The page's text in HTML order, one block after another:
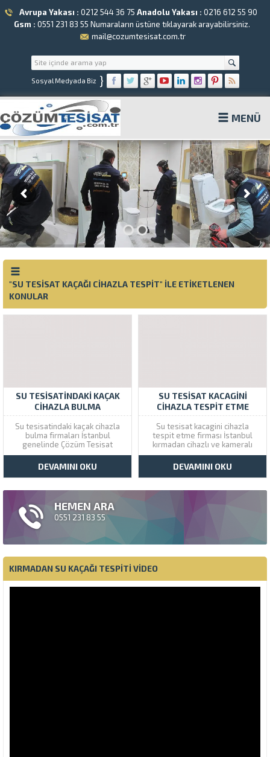
Avrupa Yakası : 0212 544 36 75 Anadolu Yakası : 0216 612 55 90
Gsm : 0551 231 83 55 Numaraların üstüne tıklayarak arayabilirsiniz.
mail@cozumtesisat.com.tr
Sosyal Medyada Biz }
MENÜ
"SU TESISAT KAÇAĞI CIHAZLA TESPIT" ILE ETIKETLENEN
KONULAR
SU TESISATINDAKI KAÇAK
CIHAZLA BULMA
Su tesisatindaki kaçak cihazla
bulma firmaları İstanbul
genelinde Çözüm Tesisat
kameralı su arızası bulma
cihazları ile aynı gün servis
hizmeti. Su kaçağı tespiti
noktasal olarak yapıldığı zaman
fazladan bir yer kırılmadan
maliyetlerin onarım parası ise
cebinizde...
DEVAMINI OKU
SU TESISAT KACAGINI
CIHAZLA TESPIT ETME
Su tesisat kacagini cihazla
tespit etme firması İstanbul
kırmadan cihazlı ve kameralı
servis almak için bizi
arayabilirsiniz. Çözüm Tesisat
olarak son teknoloji kameralı
sistem kullanarak su kaçağını
cihazla tespit etme konusunda
kacagini cihazla tespit etme
DEVAMINI OKU
HEMEN ARA
0551 231 83 55
KIRMADAN SU KAÇAĞI TESPITI VIDEO